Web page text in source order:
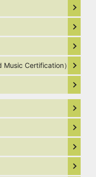
Music Certification）